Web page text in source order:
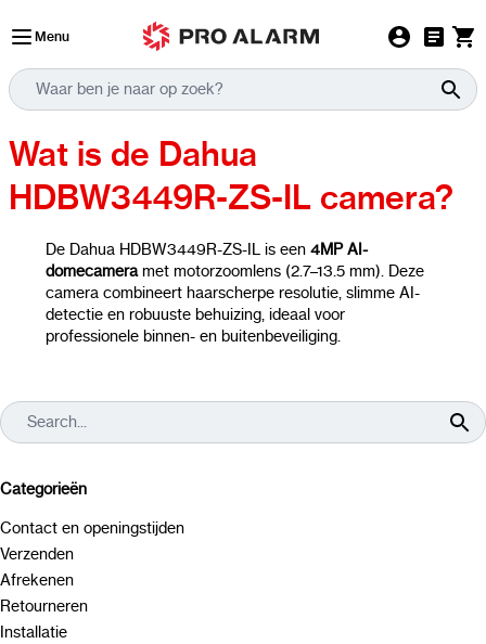
Menu
Wat is de Dahua
HDBW3449R-ZS-IL camera?
De Dahua HDBW3449R-ZS-IL is een 4MP AI-
domecameramet motorzoomlens (2.7–13.5 mm). Deze
camera combineert haarscherpe resolutie, slimme AI-
detectie en robuuste behuizing, ideaal voor
professionele binnen- en buitenbeveiliging.
Categorieën
Contact en openingstijden
Verzenden
Afrekenen
Retourneren
Installatie